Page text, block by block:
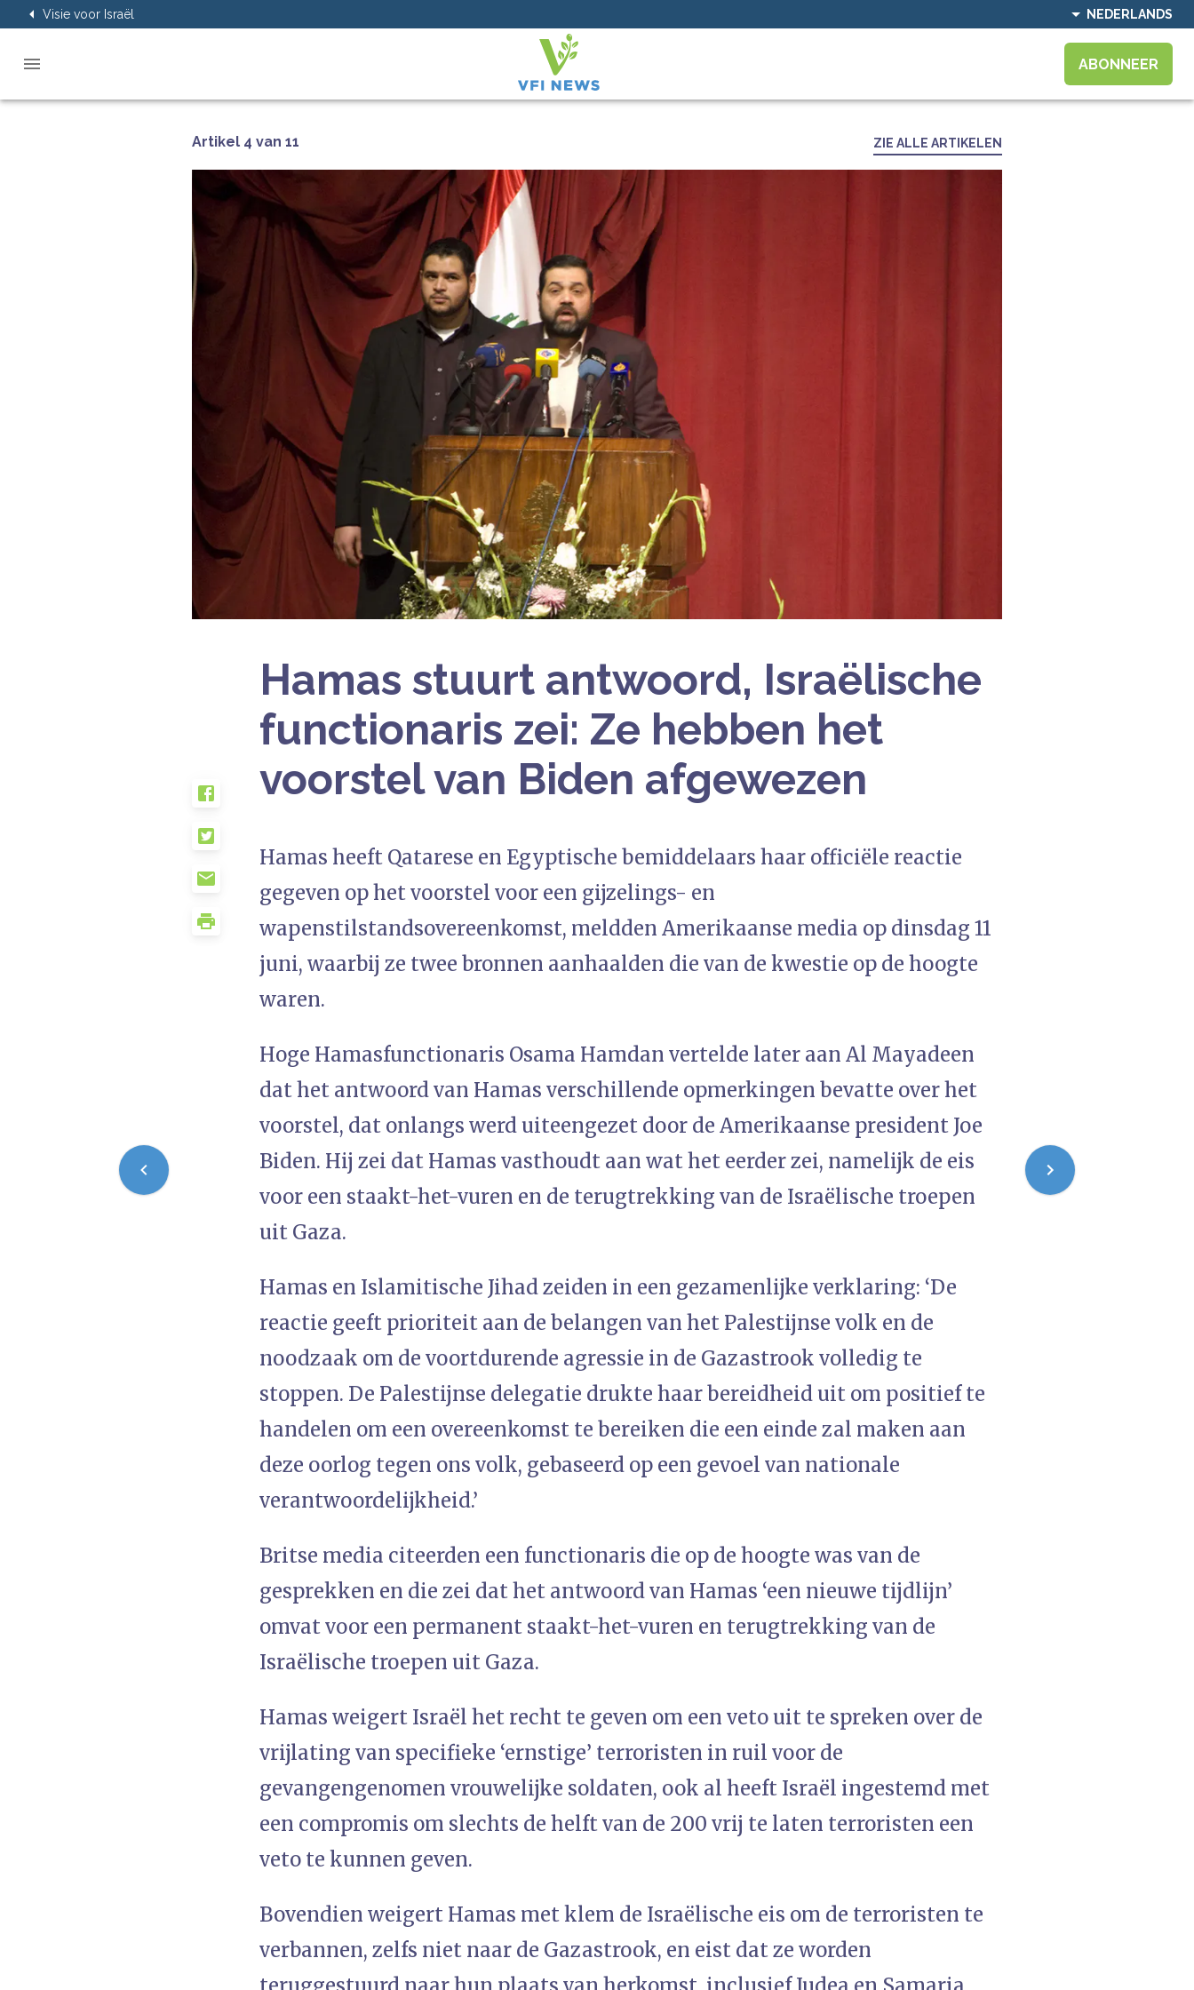
Visie voor Israël NEDERLANDS
ABONNEER
Artikel 4 van 11 ZIE ALLE ARTIKELEN
Hamas stuurt antwoord, Israëlische
functionaris zei: Ze hebben het
voorstel van Biden afgewezen
Hamas heeft Qatarese en Egyptische bemiddelaars haar officiële reactie
gegeven op het voorstel voor een gijzelings- en
wapenstilstandsovereenkomst, meldden Amerikaanse media op dinsdag 11
juni, waarbij ze twee bronnen aanhaalden die van de kwestie op de hoogte
waren.
Hoge Hamasfunctionaris Osama Hamdan vertelde later aan Al Mayadeen
dat het antwoord van Hamas verschillende opmerkingen bevatte over het
voorstel, dat onlangs werd uiteengezet door de Amerikaanse president Joe
Biden. Hij zei dat Hamas vasthoudt aan wat het eerder zei, namelijk de eis
voor een staakt-het-vuren en de terugtrekking van de Israëlische troepen
uit Gaza.
Hamas en Islamitische Jihad zeiden in een gezamenlijke verklaring: ‘De
reactie geeft prioriteit aan de belangen van het Palestijnse volk en de
noodzaak om de voortdurende agressie in de Gazastrook volledig te
stoppen. De Palestijnse delegatie drukte haar bereidheid uit om positief te
handelen om een overeenkomst te bereiken die een einde zal maken aan
deze oorlog tegen ons volk, gebaseerd op een gevoel van nationale
verantwoordelijkheid.’
Britse media citeerden een functionaris die op de hoogte was van de
gesprekken en die zei dat het antwoord van Hamas ‘een nieuwe tijdlijn’
omvat voor een permanent staakt-het-vuren en terugtrekking van de
Israëlische troepen uit Gaza.
Hamas weigert Israël het recht te geven om een veto uit te spreken over de
vrijlating van specifieke ‘ernstige’ terroristen in ruil voor de
gevangengenomen vrouwelijke soldaten, ook al heeft Israël ingestemd met
een compromis om slechts de helft van de 200 vrij te laten terroristen een
veto te kunnen geven.
Bovendien weigert Hamas met klem de Israëlische eis om de terroristen te
verbannen, zelfs niet naar de Gazastrook, en eist dat ze worden